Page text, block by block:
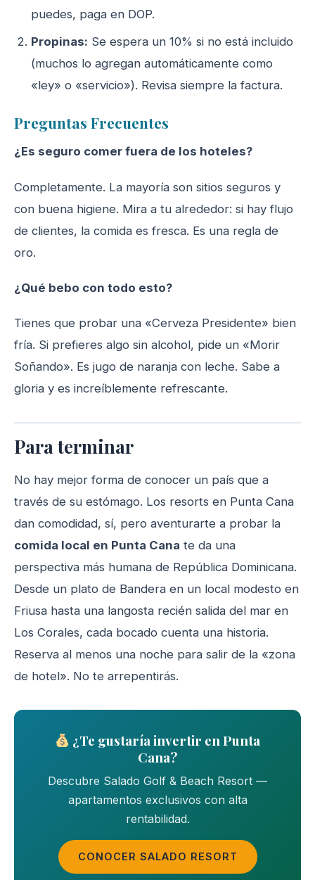
puedes, paga en DOP.
Propinas: Se espera un 10% si no está incluido
(muchos lo agregan automáticamente como
«ley» o «servicio»). Revisa siempre la factura.
Preguntas Frecuentes
¿Es seguro comer fuera de los hoteles?
Completamente. La mayoría son sitios seguros y
con buena higiene. Mira a tu alrededor: si hay flujo
de clientes, la comida es fresca. Es una regla de
oro.
¿Qué bebo con todo esto?
Tienes que probar una «Cerveza Presidente» bien
fría. Si prefieres algo sin alcohol, pide un «Morir
Soñando». Es jugo de naranja con leche. Sabe a
gloria y es increíblemente refrescante.
Para terminar
No hay mejor forma de conocer un país que a
través de su estómago. Los resorts en Punta Cana
dan comodidad, sí, pero aventurarte a probar la
comida local en Punta Cana te da una
perspectiva más humana de República Dominicana.
Desde un plato de Bandera en un local modesto en
Friusa hasta una langosta recién salida del mar en
Los Corales, cada bocado cuenta una historia.
Reserva al menos una noche para salir de la «zona
de hotel». No te arrepentirás.
¿Te gustaría invertir en Punta
Cana?
Descubre Salado Golf & Beach Resort —
apartamentos exclusivos con alta
rentabilidad.
CONOCER SALADO RESORT